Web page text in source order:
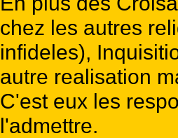
chez les autres
infideles),
autre realisation
C'est eux les
l'admettre.